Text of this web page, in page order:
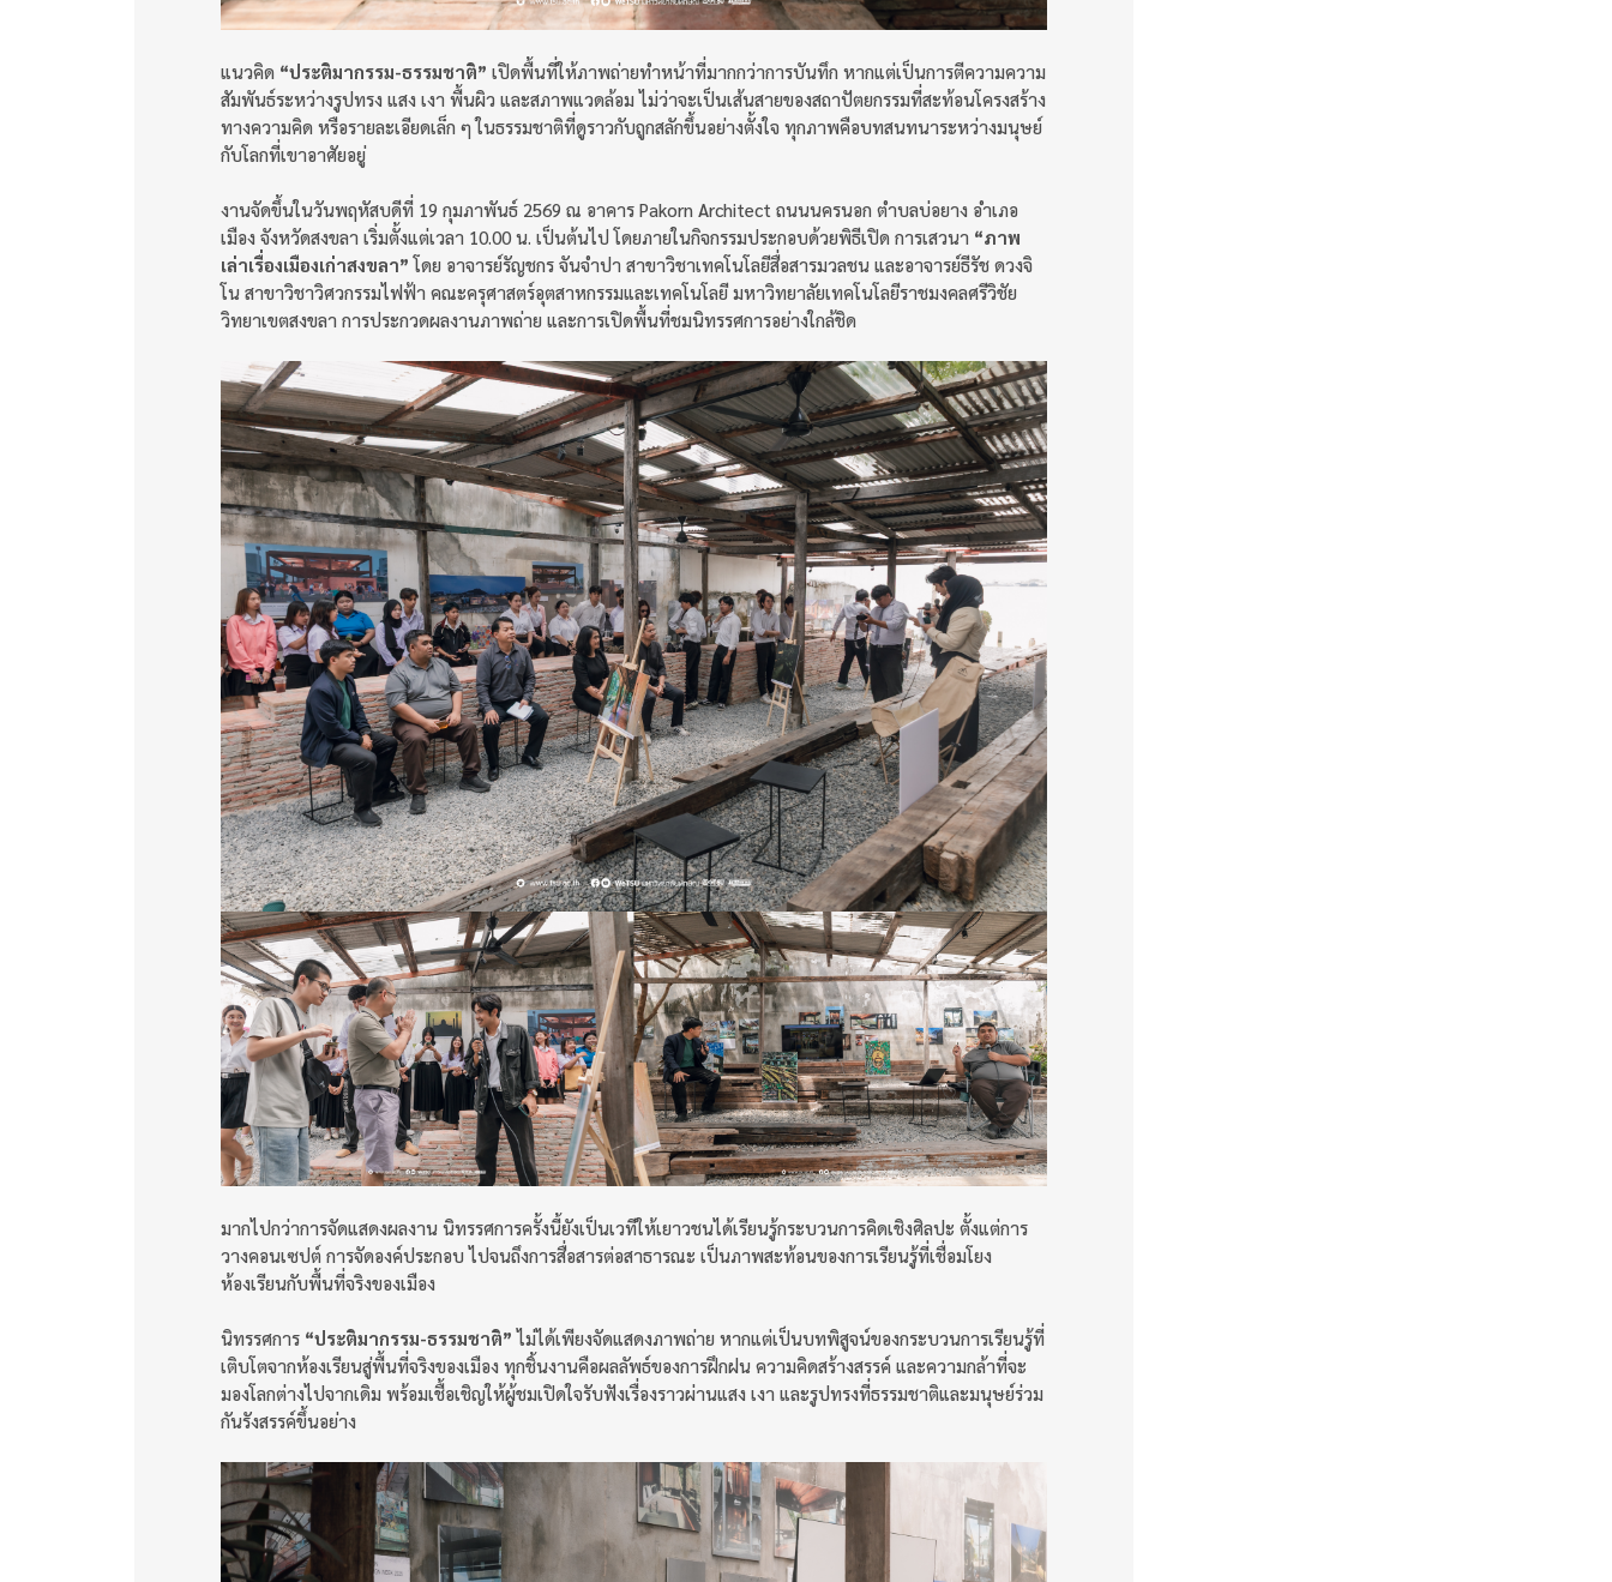
แนวคิด “ประติมากรรม-ธรรมชาติ” เปิดพื้นที่ให้ภาพถ่ายทำหน้าที่มากกว่าการบันทึก หากแต่เป็นการตีความความ
สัมพันธ์ระหว่างรูปทรง แสง เงา พื้นผิว และสภาพแวดล้อม ไม่ว่าจะเป็นเส้นสายของสถาปัตยกรรมที่สะท้อนโครงสร้าง
ทางความคิด หรือรายละเอียดเล็ก ๆ ในธรรมชาติที่ดูราวกับถูกสลักขึ้นอย่างตั้งใจ ทุกภาพคือบทสนทนาระหว่างมนุษย์
กับโลกที่เขาอาศัยอยู่
งานจัดขึ้นในวันพฤหัสบดีที่ 19 กุมภาพันธ์ 2569 ณ อาคาร Pakorn Architect ถนนนครนอก ตำบลบ่อยาง อำเภอ
เมือง จังหวัดสงขลา เริ่มตั้งแต่เวลา 10.00 น. เป็นต้นไป โดยภายในกิจกรรมประกอบด้วยพิธีเปิด การเสวนา “ภาพ
เล่าเรื่องเมืองเก่าสงขลา” โดย อาจารย์รัญชกร จันจำปา สาขาวิชาเทคโนโลยีสื่อสารมวลชน และอาจารย์ธีรัช ดวงจิ
โน สาขาวิชาวิศวกรรมไฟฟ้า คณะครุศาสตร์อุตสาหกรรมและเทคโนโลยี มหาวิทยาลัยเทคโนโลยีราชมงคลศรีวิชัย
วิทยาเขตสงขลา การประกวดผลงานภาพถ่าย และการเปิดพื้นที่ชมนิทรรศการอย่างใกล้ชิด
มากไปกว่าการจัดแสดงผลงาน นิทรรศการครั้งนี้ยังเป็นเวทีให้เยาวชนได้เรียนรู้กระบวนการคิดเชิงศิลปะ ตั้งแต่การ
วางคอนเซปต์ การจัดองค์ประกอบ ไปจนถึงการสื่อสารต่อสาธารณะ เป็นภาพสะท้อนของการเรียนรู้ที่เชื่อมโยง
ห้องเรียนกับพื้นที่จริงของเมือง
นิทรรศการ “ประติมากรรม-ธรรมชาติ” ไม่ได้เพียงจัดแสดงภาพถ่าย หากแต่เป็นบทพิสูจน์ของกระบวนการเรียนรู้ที่
เติบโตจากห้องเรียนสู่พื้นที่จริงของเมือง ทุกชิ้นงานคือผลลัพธ์ของการฝึกฝน ความคิดสร้างสรรค์ และความกล้าที่จะ
มองโลกต่างไปจากเดิม พร้อมเชื้อเชิญให้ผู้ชมเปิดใจรับฟังเรื่องราวผ่านแสง เงา และรูปทรงที่ธรรมชาติและมนุษย์ร่วม
กันรังสรรค์ขึ้นอย่าง